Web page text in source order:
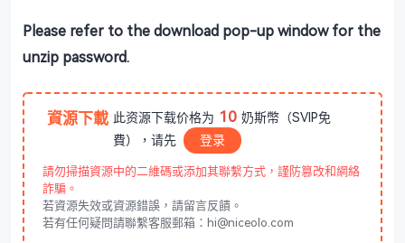
Please refer to the download pop-up window for the
unzip password.
資源下載 此资源下载价格为 10 奶斯幣（SVIP免
費），请先
登录
請勿掃描資源中的二維碼或添加其聯繫方式，謹防篡改和網絡
詐騙。
若資源失效或資源錯誤，請留言反饋。
若有任何疑問請聯繫客服郵箱：hi@niceolo.com